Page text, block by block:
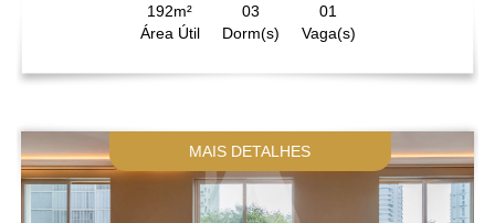
192m²
Área Útil
03
Dorm(s)
01
Vaga(s)
MAIS DETALHES